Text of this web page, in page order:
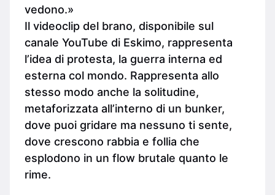
vedono.»
Il videoclip del brano, disponibile sul
canale YouTube di Eskimo, rappresenta
l’idea di protesta, la guerra interna ed
esterna col mondo. Rappresenta allo
stesso modo anche la solitudine,
metaforizzata all’interno di un bunker,
dove puoi gridare ma nessuno ti sente,
dove crescono rabbia e follia che
esplodono in un flow brutale quanto le
rime.